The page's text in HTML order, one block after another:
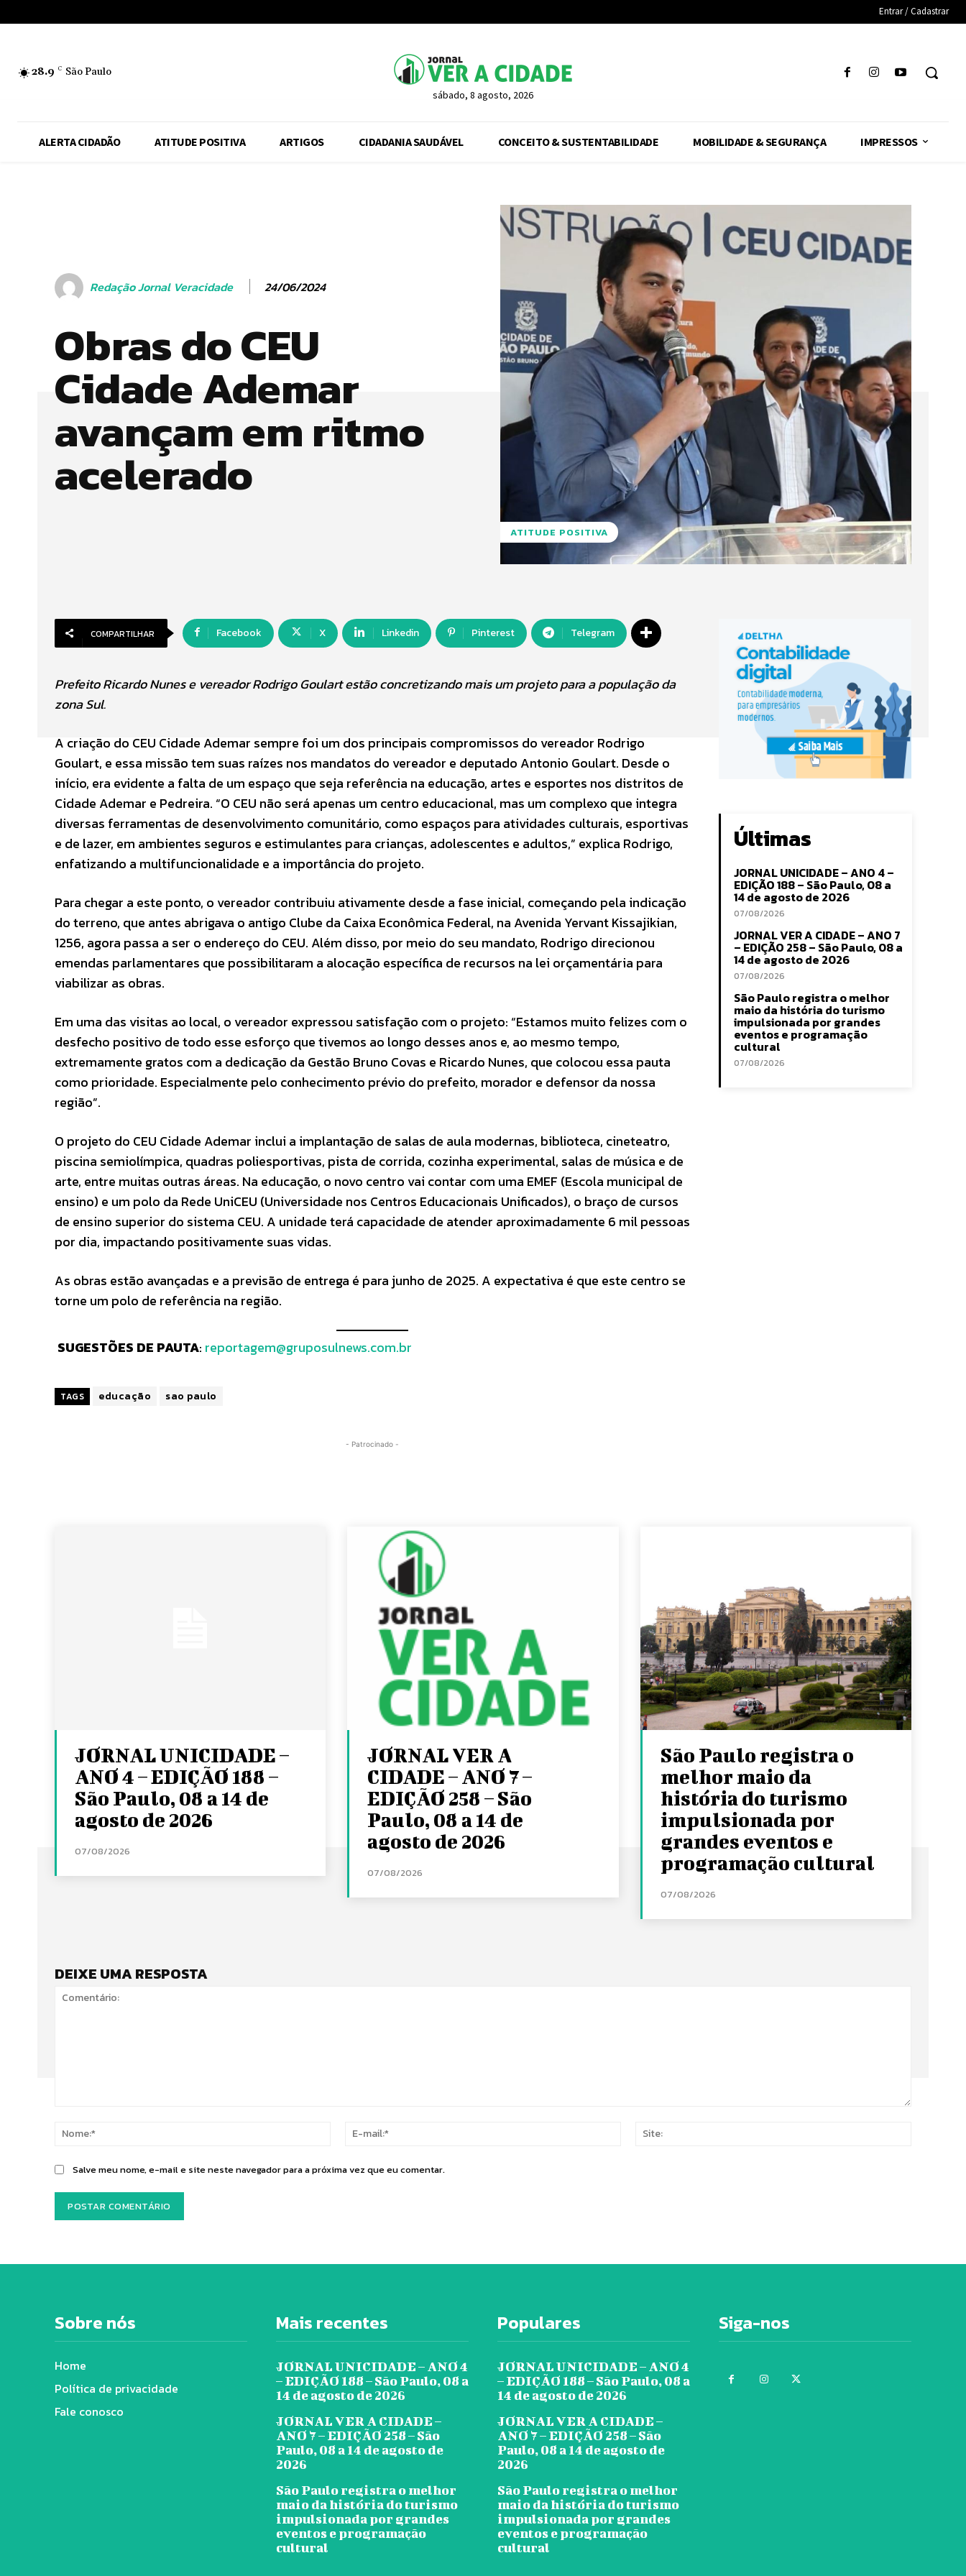
Entrar / Cadastrar
28.9 C São Paulo
sábado, 8 agosto, 2026
ALERTA CIDADÃO ATITUDE POSITIVA ARTIGOS CIDADANIA SAUDÁVEL CONCEITO & SUSTENTABILIDADE MOBILIDADE & SEGURANÇA IMPRESSOS
Redação Jornal Veracidade 24/06/2024
Obras do CEU
Cidade Ademar
avançam em ritmo
acelerado
ATITUDE POSITIVA
COMPARTILHAR Facebook X Linkedin Pinterest Telegram
Prefeito Ricardo Nunes e vereador Rodrigo Goulart estão concretizando mais um projeto para a população da
zona Sul.
A criação do CEU Cidade Ademar sempre foi um dos principais compromissos do vereador Rodrigo
Goulart, e essa missão tem suas raízes nos mandatos do vereador e deputado Antonio Goulart. Desde o
início, era evidente a falta de um espaço que seja referência na educação, artes e esportes nos distritos de
Cidade Ademar e Pedreira. “O CEU não será apenas um centro educacional, mas um complexo que integra
diversas ferramentas de desenvolvimento comunitário, como espaços para atividades culturais, esportivas
e de lazer, em ambientes seguros e estimulantes para crianças, adolescentes e adultos,” explica Rodrigo,
enfatizando a multifuncionalidade e a importância do projeto.
Para chegar a este ponto, o vereador contribuiu ativamente desde a fase inicial, começando pela indicação
do terreno, que antes abrigava o antigo Clube da Caixa Econômica Federal, na Avenida Yervant Kissajikian,
1256, agora passa a ser o endereço do CEU. Além disso, por meio do seu mandato, Rodrigo direcionou
emendas parlamentares que possibilitaram a alocação específica de recursos na lei orçamentária para
viabilizar as obras.
Em uma das visitas ao local, o vereador expressou satisfação com o projeto: “Estamos muito felizes com o
desfecho positivo de todo esse esforço que tivemos ao longo desses anos e, ao mesmo tempo,
extremamente gratos com a dedicação da Gestão Bruno Covas e Ricardo Nunes, que colocou essa pauta
como prioridade. Especialmente pelo conhecimento prévio do prefeito, morador e defensor da nossa
região”.
O projeto do CEU Cidade Ademar inclui a implantação de salas de aula modernas, biblioteca, cineteatro,
piscina semiolímpica, quadras poliesportivas, pista de corrida, cozinha experimental, salas de música e de
arte, entre muitas outras áreas. Na educação, o novo centro vai contar com uma EMEF (Escola municipal de
ensino) e um polo da Rede UniCEU (Universidade nos Centros Educacionais Unificados), o braço de cursos
de ensino superior do sistema CEU. A unidade terá capacidade de atender aproximadamente 6 mil pessoas
por dia, impactando positivamente suas vidas.
As obras estão avançadas e a previsão de entrega é para junho de 2025. A expectativa é que este centro se
torne um polo de referência na região.
SUGESTÕES DE PAUTA: reportagem@gruposulnews.com.br
TAGS educação sao paulo
- Patrocinado -
Últimas
JORNAL UNICIDADE – ANO 4 –
EDIÇÃO 188 – São Paulo, 08 a
14 de agosto de 2026
07/08/2026
JORNAL VER A CIDADE – ANO 7
– EDIÇÃO 258 – São Paulo, 08 a
14 de agosto de 2026
07/08/2026
São Paulo registra o melhor
maio da história do turismo
impulsionada por grandes
eventos e programação
cultural
07/08/2026
JORNAL UNICIDADE –
ANO 4 – EDIÇÃO 188 –
São Paulo, 08 a 14 de
agosto de 2026
07/08/2026
JORNAL VER A
CIDADE – ANO 7 –
EDIÇÃO 258 – São
Paulo, 08 a 14 de
agosto de 2026
07/08/2026
São Paulo registra o
melhor maio da
história do turismo
impulsionada por
grandes eventos e
programação cultural
07/08/2026
DEIXE UMA RESPOSTA
Nome:*
Salve meu nome, e-mail e site neste navegador para a próxima vez que eu comentar.
Sobre nós
Home
Política de privacidade
Fale conosco
Mais recentes
JORNAL UNICIDADE – ANO 4
– EDIÇÃO 188 – São Paulo, 08 a
14 de agosto de 2026
JORNAL VER A CIDADE –
ANO 7 – EDIÇÃO 258 – São
Paulo, 08 a 14 de agosto de
2026
São Paulo registra o melhor
maio da história do turismo
impulsionada por grandes
eventos e programação
cultural
Populares
JORNAL UNICIDADE – ANO 4
– EDIÇÃO 188 – São Paulo, 08 a
14 de agosto de 2026
JORNAL VER A CIDADE –
ANO 7 – EDIÇÃO 258 – São
Paulo, 08 a 14 de agosto de
2026
São Paulo registra o melhor
maio da história do turismo
impulsionada por grandes
eventos e programação
cultural
Siga-nos